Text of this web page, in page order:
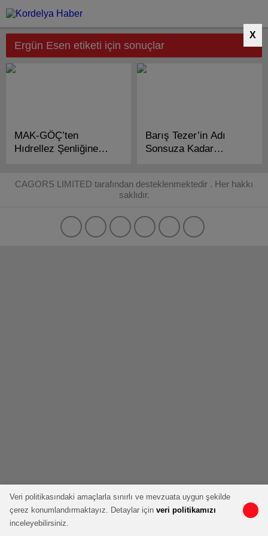
X
Ergün Esen etiketi için sonuçlar
MAK-GÖÇ’ten
Hıdrellez Şenliğine
Barış Tezer’in Adı
Sonsuza Kadar
CAGORS LIMITED tarafından desteklenmektedir . Her hakkı
saklıdır.
Veri politikasındaki amaçlarla sınırlı ve mevzuata uygun şekilde
çerez konumlandırmaktayız. Detaylar için veri politikamızı
inceleyebilirsiniz.